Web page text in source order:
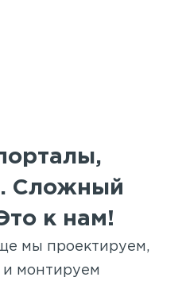
Сложный
к нам!
мы проектируем,
монтируем